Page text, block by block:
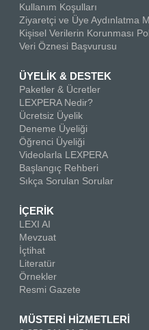
Kullanım Koşulları
Ziyaretçi ve Üye Aydınlatma
Kişisel Verilerin Korunması
Veri Öznesi Başvurusu
ÜYELİK & DESTEK
Paketler & Ücretler
LEXPERA Nedir?
Ücretsiz Üyelik
Deneme Üyeliği
Öğrenci Üyeliği
Videolarla LEXPERA
Başlangıç Rehberi
Sıkça Sorulan Sorular
İÇERİK
LEXI AI
Mevzuat
İçtihat
Literatür
Örnekler
Resmi Gazete
MÜSTERİ HİZMETLERİ